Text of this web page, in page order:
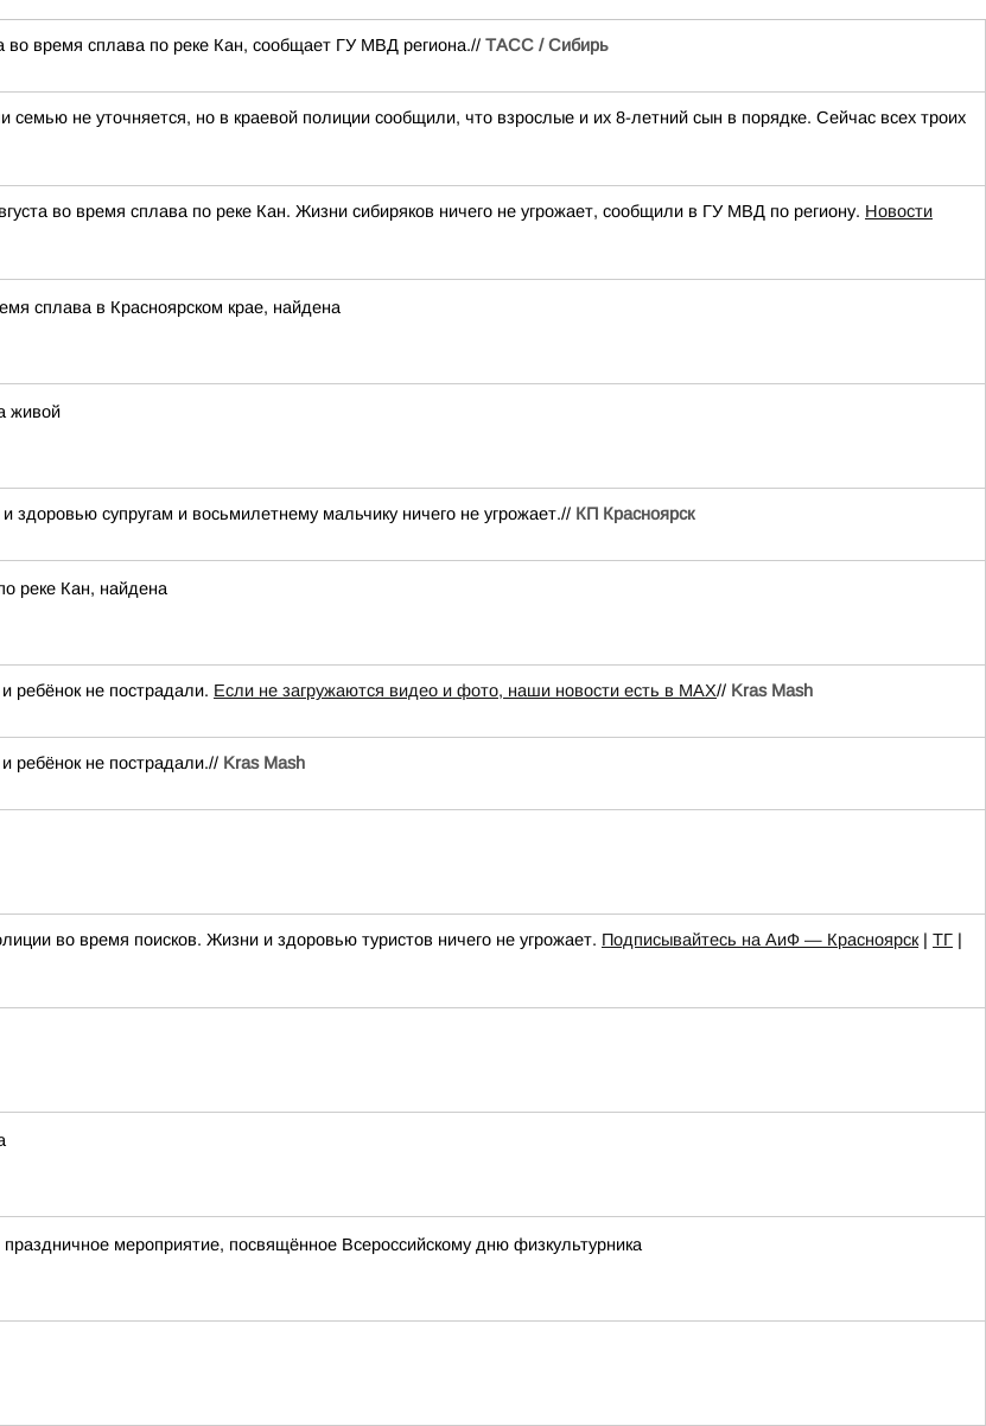
время сплава по реке Кан, сообщает ГУ МВД региона.// ТАСС / Сибирь
не уточняется, но в краевой полиции сообщили, что взрослые и их 8-летний сын в порядке. Сейчас всех троих
во время сплава по реке Кан. Жизни сибиряков ничего не угрожает, сообщили в ГУ МВД по региону. Новости
сплава в Красноярском крае, найдена
живой
супругам и восьмилетнему мальчику ничего не угрожает.// КП Красноярск
реке Кан, найдена
не пострадали. Если не загружаются видео и фото, наши новости есть в MAX// Kras Mash
ребёнок не пострадали.// Kras Mash
во время поисков. Жизни и здоровью туристов ничего не угрожает. Подписывайтесь на АиФ — Красноярск| ТГ |
мероприятие, посвящённое Всероссийскому дню физкультурника